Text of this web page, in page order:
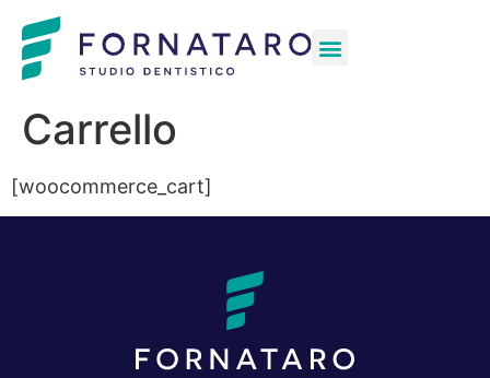
Carrello
[woocommerce_cart]